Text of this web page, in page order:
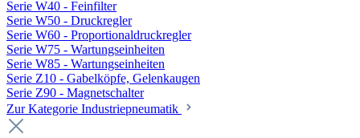
Serie W40 - Feinfilter
Serie W50 - Druckregler
Serie W60 - Proportionaldruckregler
Serie W75 - Wartungseinheiten
Serie W85 - Wartungseinheiten
Serie Z10 - Gabelköpfe, Gelenkaugen
Serie Z90 - Magnetschalter
Zur Kategorie Industriepneumatik